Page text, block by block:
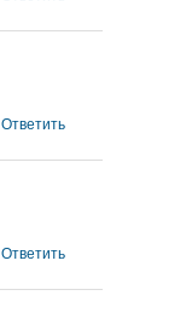
Ответить
Ответить